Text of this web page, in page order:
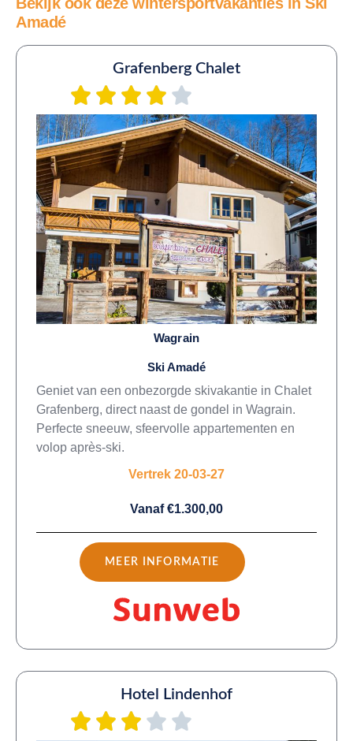
Amadé
Grafenberg Chalet
Wagrain
Ski Amadé
Geniet van een onbezorgde skivakantie in Chalet
Grafenberg, direct naast de gondel in Wagrain.
Perfecte sneeuw, sfeervolle appartementen en
volop après-ski.
Vertrek 20-03-27
Vanaf €1.300,00
MEER INFORMATIE
Hotel Lindenhof